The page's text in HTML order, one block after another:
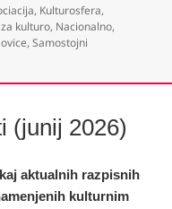
, Kulturosfera,
kulturo, Nacionalno,
,Samostojni
(junij 2026)
aktualnih razpisnih
kulturnim